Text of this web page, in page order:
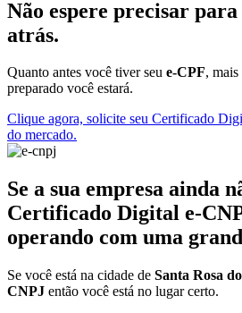
Não espere precisar
atrás.
Quanto antes você tiver seu e-CPF,
preparado você estará.
Clique agora, solicite seu Certificado
do mercado.
Se a sua empresa ainda
Certificado Digital e-
operando com uma
Se você está na cidade de Santa Rosa
CNPJ então você está no lugar certo.